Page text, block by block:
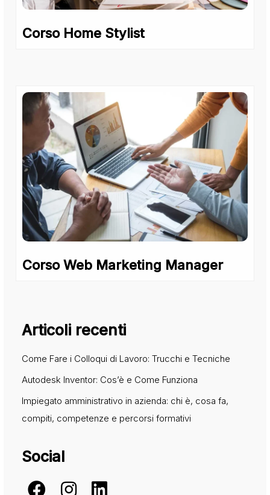
Corso Home Stylist
Corso Web Marketing Manager
Articoli recenti
Come Fare i Colloqui di Lavoro: Trucchi e Tecniche
Autodesk Inventor: Cos’è e Come Funziona
Impiegato amministrativo in azienda: chi è, cosa fa,
compiti, competenze e percorsi formativi
Social